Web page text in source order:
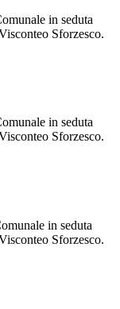
in seduta
Sforzesco.
in seduta
Sforzesco.
in seduta
Sforzesco.